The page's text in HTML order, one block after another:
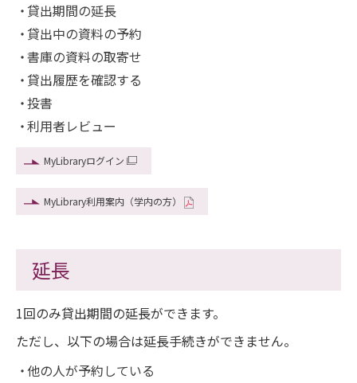
貸出期間の延長
貸出中の資料の予約
書庫の資料の取寄せ
貸出履歴を確認する
投書
利用者レビュー
MyLibraryログイン
MyLibrary利用案内（学内の方）
延長
1回のみ貸出期間の延長ができます。
ただし、以下の場合は延長手続きができません。
他の人が予約している